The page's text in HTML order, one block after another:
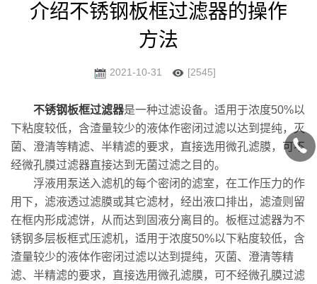
介绍不锈钢板框过滤器的操作
方法
2021-10-31 [2545]
不锈钢板框过滤器是一种过滤设备。适用于浓度50%以
下粘度较低，含渣量较少的液体作密闭过滤以达到提纯，灭
菌、澄清等精滤、半精滤的要求，直接选用微孔滤膜，可不
经微孔膜过滤器直接达到无菌过滤之目的。
浮液用泵送入滤机的每个密闭的滤室，在工作压力的作
用下，滤液透过滤膜或其它滤材，经出液口排出，滤渣则留
在框内形成滤饼，从而达到固液分离目的。板框过滤器为不
锈钢多层板框式压滤机，适用于浓度50%以下粘度较低，含
渣量较少的液体作密闭过滤以达到提纯，灭菌、澄清等精
滤、半精滤的要求，直接选用微孔滤膜，可不经微孔膜过滤